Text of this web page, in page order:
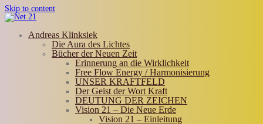
Skip to content
Andreas Klinksiek
Die Aura des Lichtes
Bücher der Neuen Zeit
Erinnerung an die Wirklichkeit
Free Flow Energy / Harmonisierung
UNSER KRAFTFELD
Der Geist der Wort Kraft
DEUTUNG DER ZEICHEN
Vision 21 – Die Neue Erde
Vision 21 – Einleitung